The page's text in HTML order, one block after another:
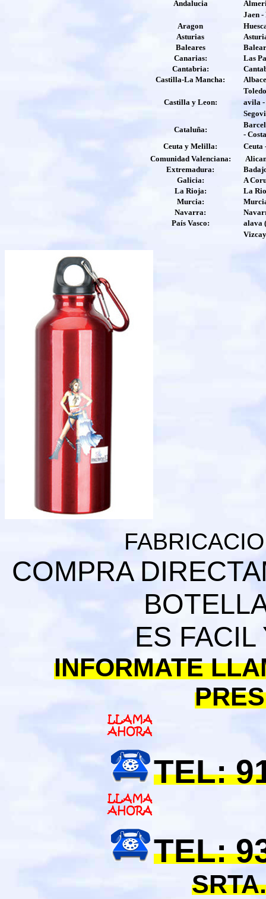
Andalucia
Jaen -
Aragon
Asturias
Baleares
Canarias:
Las
Cantabria:
Castilla-La Mancha:
Toledo
Castilla y Leon: avila -
Cataluña:
-
Ceuta y Melilla:
Ceuta
Comunidad Valenciana:
Extremadura:
Galicia:
A
La Rioja:
La
Murcia:
Navarra:
País Vasco:
alava
COMPRA
ES
INFORMATE
TEL:
TEL: